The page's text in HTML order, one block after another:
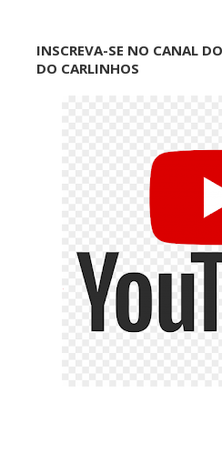
INSCREVA-SE NO CANAL
DO CARLINHOS